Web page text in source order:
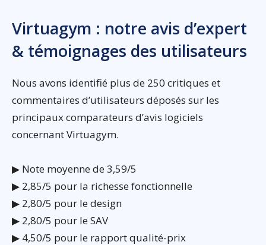
Virtuagym : notre avis d’expert
& témoignages des utilisateurs
Nous avons identifié plus de 250 critiques et
commentaires d’utilisateurs déposés sur les
principaux comparateurs d’avis logiciels
concernant Virtuagym.
▶ Note moyenne de 3,59/5
▶ 2,85/5 pour la richesse fonctionnelle
▶ 2,80/5 pour le design
▶ 2,80/5 pour le SAV
▶ 4,50/5 pour le rapport qualité-prix